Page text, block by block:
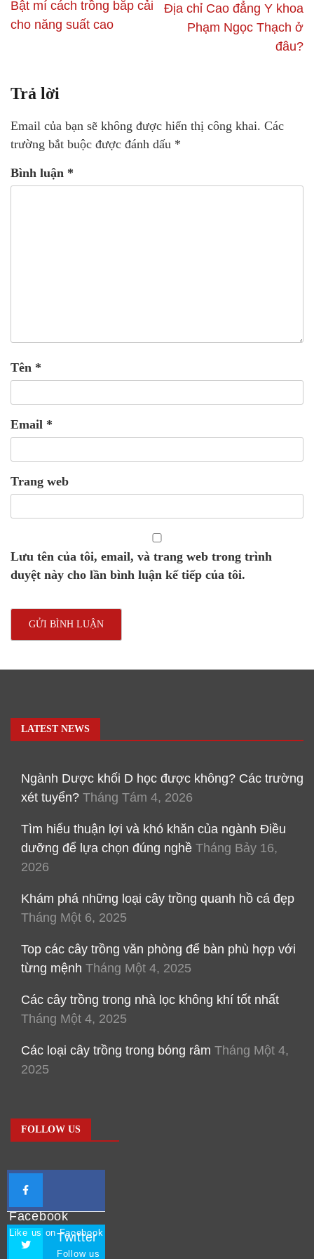
Bật mí cách trồng bắp cải
cho năng suất cao
Địa chỉ Cao đẳng Y khoa
Phạm Ngọc Thạch ở
đâu?
Trả lời
Email của bạn sẽ không được hiển thị công khai. Các
trường bắt buộc được đánh dấu *
Bình luận *
Tên *
Email *
Trang web
Lưu tên của tôi, email, và trang web trong trình
duyệt này cho lần bình luận kế tiếp của tôi.
LATEST NEWS
Ngành Dược khối D học được không? Các trường
xét tuyển? Tháng Tám 4, 2026
Tìm hiểu thuận lợi và khó khăn của ngành Điều
dưỡng để lựa chọn đúng nghề Tháng Bảy 16,
2026
Khám phá những loại cây trồng quanh hồ cá đẹp
Tháng Một 6, 2025
Top các cây trồng văn phòng để bàn phù hợp với
từng mệnh Tháng Một 4, 2025
Các cây trồng trong nhà lọc không khí tốt nhất
Tháng Một 4, 2025
Các loại cây trồng trong bóng râm Tháng Một 4,
2025
FOLLOW US
Facebook
Like us on Facebook
Twitter
Follow us